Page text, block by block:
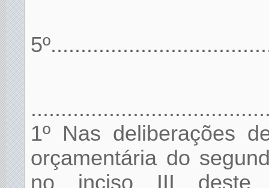
1º Nas deliberações
orçamentária do
no inciso III deste